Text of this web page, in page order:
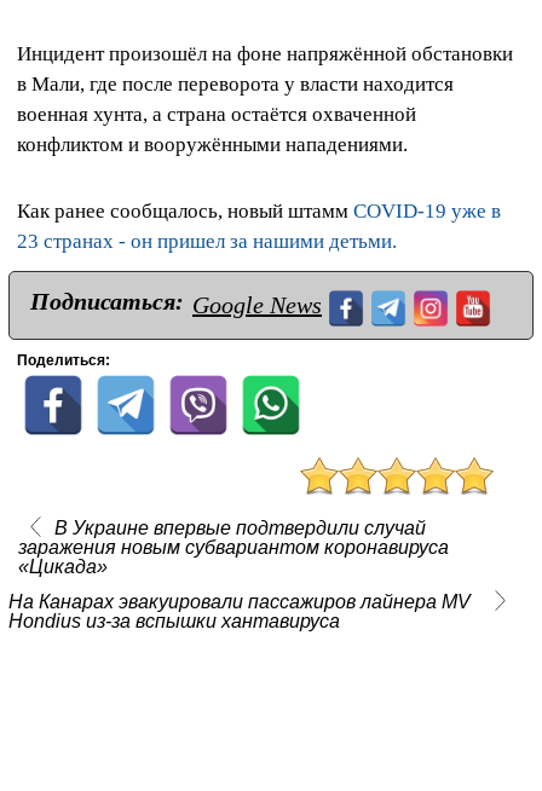
Инцидент произошёл на фоне напряжённой обстановки
в Мали, где после переворота у власти находится
военная хунта, а страна остаётся охваченной
конфликтом и вооружёнными нападениями.
Как ранее сообщалось, новый штамм COVID-19 уже в
23 странах - он пришел за нашими детьми.
Подписаться: Google News
Поделиться:
В Украине впервые подтвердили случай
заражения новым субвариантом коронавируса
«Цикада»
На Канарах эвакуировали пассажиров лайнера MV
Hondius из‑за вспышки хантавируса